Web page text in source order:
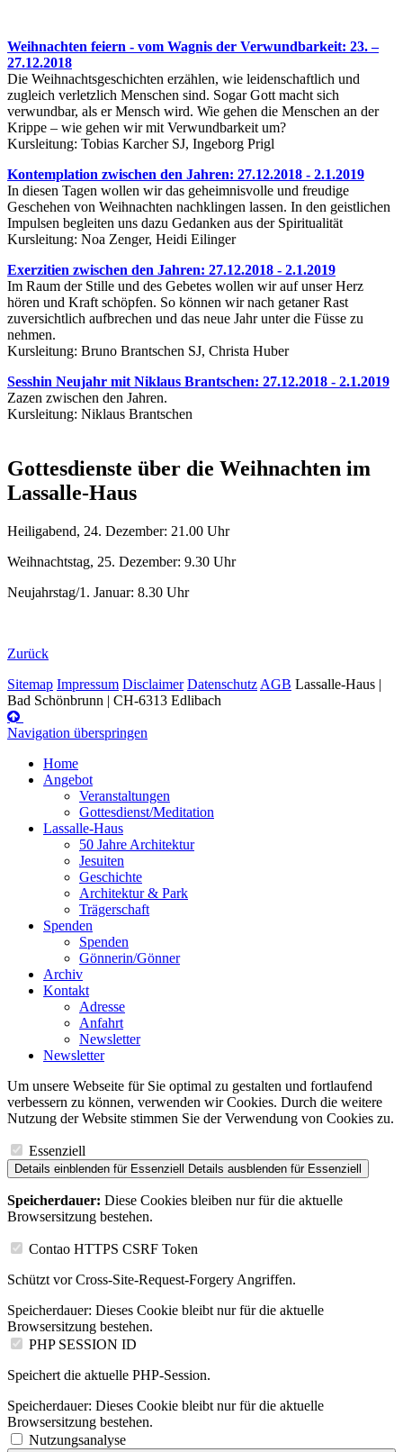
Weihnachten feiern - vom Wagnis der Verwundbarkeit: 23. –
27.12.2018
Die Weihnachtsgeschichten erzählen, wie leidenschaftlich und
zugleich verletzlich Menschen sind. Sogar Gott macht sich
verwundbar, als er Mensch wird. Wie gehen die Menschen an der
Krippe – wie gehen wir mit Verwundbarkeit um?
Kursleitung: Tobias Karcher SJ, Ingeborg Prigl
Kontemplation zwischen den Jahren: 27.12.2018 - 2.1.2019
In diesen Tagen wollen wir das geheimnisvolle und freudige
Geschehen von Weihnachten nachklingen lassen. In den geistlichen
Impulsen begleiten uns dazu Gedanken aus der Spiritualität
Kursleitung: Noa Zenger, Heidi Eilinger
Exerzitien zwischen den Jahren: 27.12.2018 - 2.1.2019
Im Raum der Stille und des Gebetes wollen wir auf unser Herz
hören und Kraft schöpfen. So können wir nach getaner Rast
zuversichtlich aufbrechen und das neue Jahr unter die Füsse zu
nehmen.
Kursleitung: Bruno Brantschen SJ, Christa Huber
Sesshin Neujahr mit Niklaus Brantschen: 27.12.2018 - 2.1.2019
Zazen zwischen den Jahren.
Kursleitung: Niklaus Brantschen
Gottesdienste über die Weihnachten im
Lassalle-Haus
Heiligabend, 24. Dezember: 21.00 Uhr
Weihnachtstag, 25. Dezember: 9.30 Uhr
Neujahrstag/1. Januar: 8.30 Uhr
Zurück
Sitemap Impressum Disclaimer Datenschutz AGB Lassalle-Haus |
Bad Schönbrunn | CH-6313 Edlibach
Navigation überspringen
Home
Angebot
Veranstaltungen
Gottesdienst/Meditation
Lassalle-Haus
50 Jahre Architektur
Jesuiten
Geschichte
Architektur & Park
Trägerschaft
Spenden
Spenden
Gönnerin/Gönner
Archiv
Kontakt
Adresse
Anfahrt
Newsletter
Newsletter
Um unsere Webseite für Sie optimal zu gestalten und fortlaufend
verbessern zu können, verwenden wir Cookies. Durch die weitere
Nutzung der Website stimmen Sie der Verwendung von Cookies zu.
Essenziell
Details einblenden für Essenziell Details ausblenden für Essenziell
Speicherdauer: Diese Cookies bleiben nur für die aktuelle
Browsersitzung bestehen.
Contao HTTPS CSRF Token
Schützt vor Cross-Site-Request-Forgery Angriffen.
Speicherdauer: Dieses Cookie bleibt nur für die aktuelle
Browsersitzung bestehen.
PHP SESSION ID
Speichert die aktuelle PHP-Session.
Speicherdauer: Dieses Cookie bleibt nur für die aktuelle
Browsersitzung bestehen.
Nutzungsanalyse